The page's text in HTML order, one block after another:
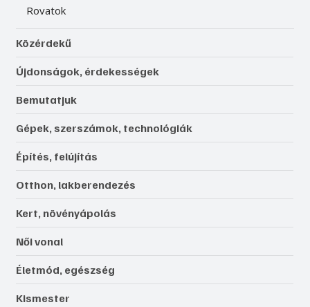
Rovatok
Közérdekű
Újdonságok, érdekességek
Bemutatjuk
Gépek, szerszámok, technológiák
Építés, felújítás
Otthon, lakberendezés
Kert, növényápolás
Női vonal
Életmód, egészség
Kismester